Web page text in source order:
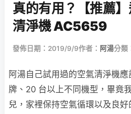
真的有用？【推薦
清淨機 AC5659
發佈日期：2019/9/9作者： 阿湯分類
阿湯自己試用過的空氣清淨機
牌、20 台以上不同機型，畢竟
兒，家裡保持空氣循環以及良